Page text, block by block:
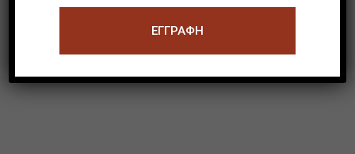
... » Τελευταία »